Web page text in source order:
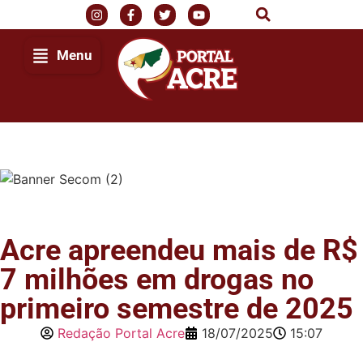
Menu
Acre apreendeu mais de R$
7 milhões em drogas no
primeiro semestre de 2025
Redação Portal Acre 18/07/2025
15:07